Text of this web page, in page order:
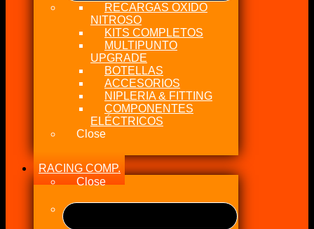
RECARGAS OXIDO
NITROSO
KITS COMPLETOS
MULTIPUNTO
UPGRADE
BOTELLAS
ACCESORIOS
NIPLERIA & FITTING
COMPONENTES
ELÉCTRICOS
Close
RACING COMP.
Close